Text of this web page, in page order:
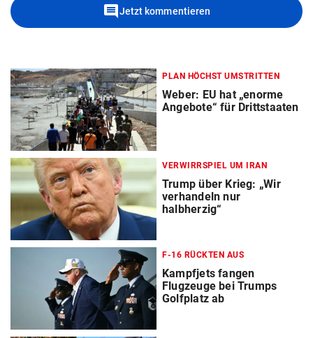
commentJetzt kommentieren
PLAN HÖCHST UMSTRITTEN
Weber: EU hat „enorme
Angebote“ für Drittstaaten
VERWIRRSPIEL UM IRAN
Trump über Krieg: „Wir
verhandeln nur
halbherzig“
F-16 RÜCKTEN AUS
Kampfjets fangen
Flugzeuge bei Trumps
Golfplatz ab